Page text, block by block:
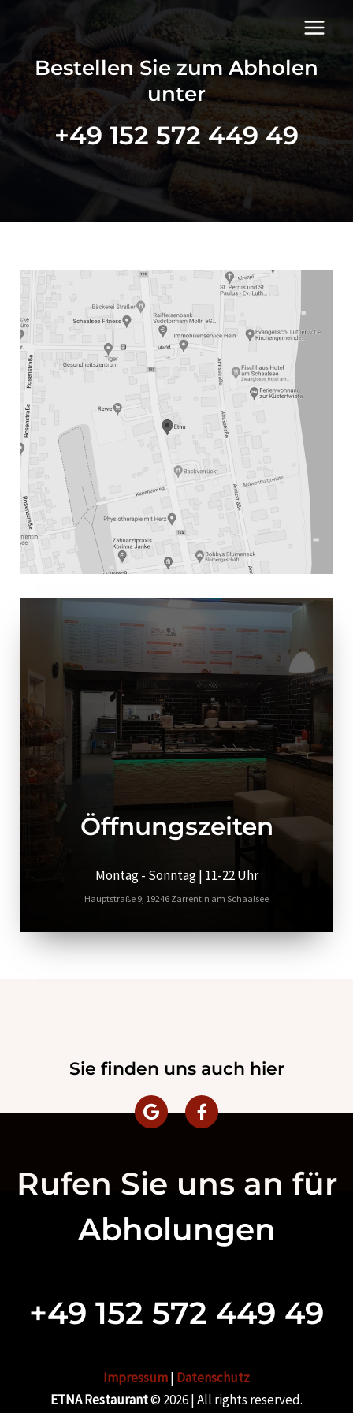
Bestellen Sie zum Abholen
unter
+49 152 572 449 49
Öffnungszeiten
Montag - Sonntag | 11-22 Uhr
Hauptstraße 9, 19246 Zarrentin am Schaalsee
Sie finden uns auch hier
Rufen Sie uns an für
Abholungen
+49 152 572 449 49
Impressum| Datenschutz
ETNA Restaurant© 2026 | All rights reserved.